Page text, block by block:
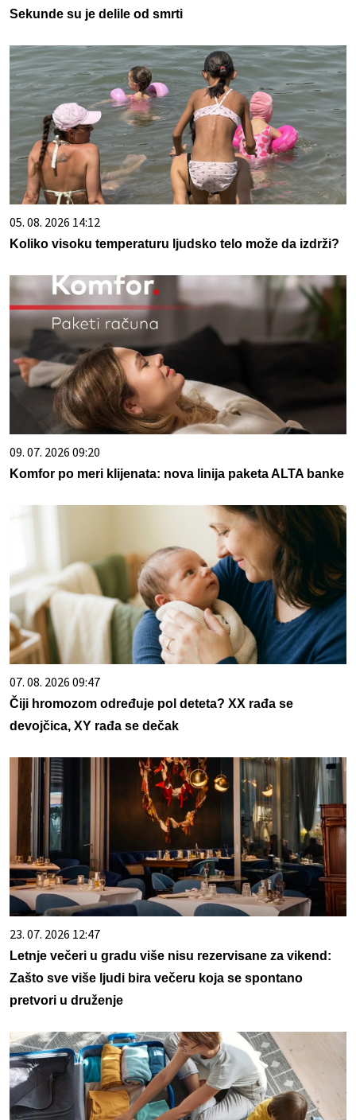
Sekunde su je delile od smrti
05. 08. 2026 14:12
Koliko visoku temperaturu ljudsko telo može da izdrži?
09. 07. 2026 09:20
Komfor po meri klijenata: nova linija paketa ALTA banke
07. 08. 2026 09:47
Čiji hromozom određuje pol deteta? XX rađa se
devojčica, XY rađa se dečak
23. 07. 2026 12:47
Letnje večeri u gradu više nisu rezervisane za vikend:
Zašto sve više ljudi bira večeru koja se spontano
pretvori u druženje